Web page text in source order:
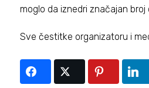
moglo da iznedri značajan
Sve čestitke organizatoru i